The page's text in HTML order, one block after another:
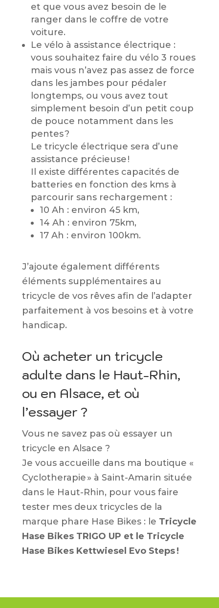
et que vous avez besoin de le
ranger dans le coffre de votre
voiture.
Le vélo à assistance électrique :
vous souhaitez faire du vélo 3 roues
mais vous n’avez pas assez de force
dans les jambes pour pédaler
longtemps, ou vous avez tout
simplement besoin d’un petit coup
de pouce notamment dans les
pentes ?
Le tricycle électrique sera d’une
assistance précieuse !
Il existe différentes capacités de
batteries en fonction des kms à
parcourir sans rechargement :
10 Ah : environ 45 km,
14 Ah : environ 75km,
17 Ah : environ 100km.
J’ajoute également différents
éléments supplémentaires au
tricycle de vos rêves afin de l’adapter
parfaitement à vos besoins et à votre
handicap.
Où acheter un tricycle
adulte dans le Haut-Rhin,
ou en Alsace, et où
l’essayer ?
Vous ne savez pas où essayer un
tricycle en Alsace ?
Je vous accueille dans ma boutique «
Cyclotherapie » à Saint-Amarin située
dans le Haut-Rhin, pour vous faire
tester mes deux tricycles de la
marque phare Hase Bikes : le Tricycle
Hase Bikes TRIGO UP et le Tricycle
Hase Bikes Kettwiesel Evo Steps !